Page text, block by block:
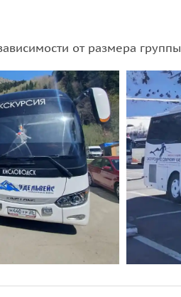
от размера группы